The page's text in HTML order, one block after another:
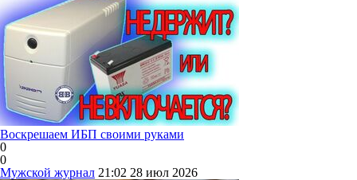
Воскрешаем ИБП своими руками
0
0
Мужской журнал 21:02 28 июл 2026